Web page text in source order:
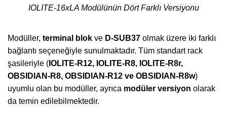
IOLITE-16xLA Modülünün Dört Farklı Versiyonu
Modüller, terminal blok ve D-SUB37 olmak üzere iki farklı
bağlantı seçeneğiyle sunulmaktadır. Tüm standart rack
şasileriyle ( IOLITE-R12, IOLITE-R8, IOLITE-R8r,
OBSIDIAN-R8, OBSIDIAN-R12 ve OBSIDIAN-R8w)
uyumlu olan bu modüller, ayrıca modüler versiyon olarak
da temin edilebilmektedir.